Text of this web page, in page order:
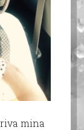
mina